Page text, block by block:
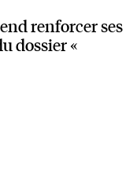
renforcer ses
dossier «